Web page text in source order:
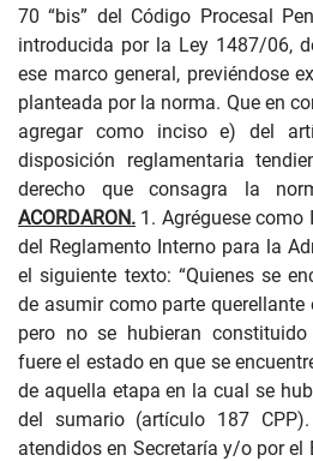
70 “bis” del Código Procesal
introducida por la Ley 1487/06,
ese marco general, previéndose
planteada por la norma. Que en
agregar como inciso e) del
disposición reglamentaria
derecho que consagra la
ACORDARON. 1. Agréguese como
del Reglamento Interno para la
el siguiente texto: “Quienes se
de asumir como parte querellante
pero no se hubieran
fuere el estado en que se
de aquella etapa en la cual se
del sumario (artículo 187
atendidos en Secretaría y/o por el